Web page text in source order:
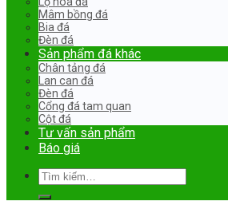
Mâm bồng đá
Bia đá
Đèn đá
Sản phẩm đá khác
Chân tảng đá
Lan can đá
Đèn đá
Cổng đá tam quan
Cột đá
Tư vấn sản phẩm
Báo giá
Tìm
kiếm: